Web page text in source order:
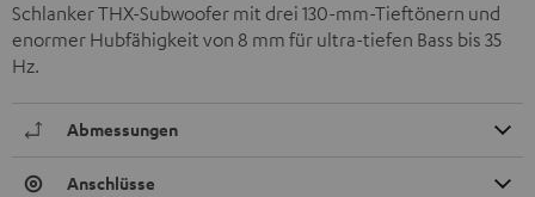
Schlanker THX-Subwoofer mit drei 130-mm-Tieftönern und
enormer Hubfähigkeit von 8 mm für ultra-tiefen Bass bis 35
Hz.
Abmessungen
Anschlüsse